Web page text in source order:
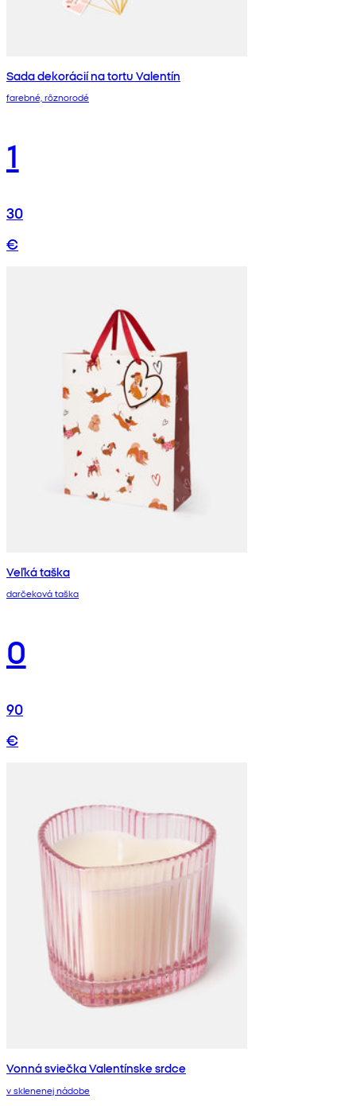
Sada dekorácií na tortu Valentín
farebné, rôznorodé
1
30
€
Veľká taška
darčeková taška
0
90
€
Vonná sviečka Valentínske srdce
v sklenenej nádobe